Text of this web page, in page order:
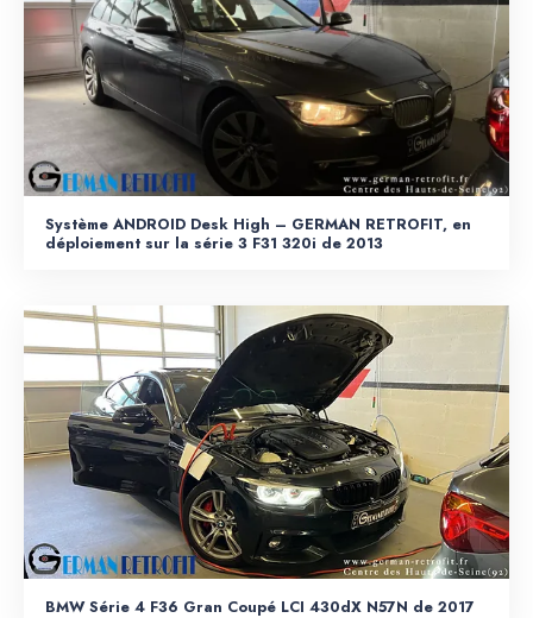
Système ANDROID Desk High – GERMAN RETROFIT, en
déploiement sur la série 3 F31 320i de 2013
BMW Série 4 F36 Gran Coupé LCI 430dX N57N de 2017